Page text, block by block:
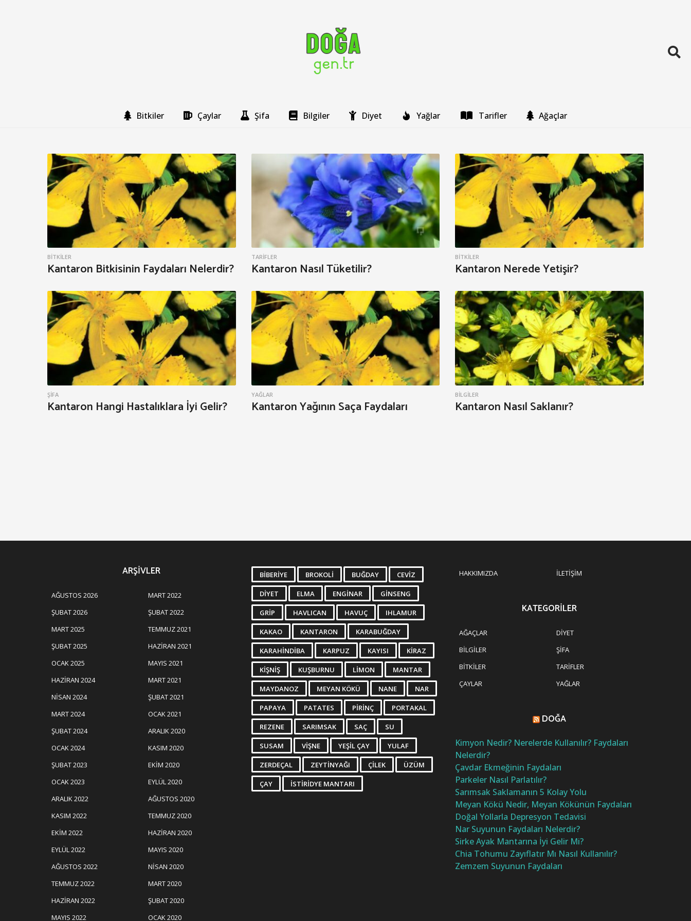
Bitkiler Çaylar Şifa Bilgiler Diyet Yağlar Tarifler Ağaçlar
K
a
n
t
a
r
o
n
BITKILER
Kantaron Bitkisinin Faydaları Nelerdir?
TARIFLER
Kantaron Nasıl Tüketilir?
BITKILER
Kantaron Nerede Yetişir?
ŞIFA
Kantaron Hangi Hastalıklara İyi Gelir?
YAĞLAR
Kantaron Yağının Saça Faydaları
BILGILER
Kantaron Nasıl Saklanır?
ARŞIVLER
AĞUSTOS 2026
ŞUBAT 2026
MART 2025
ŞUBAT 2025
OCAK 2025
HAZIRAN 2024
NISAN 2024
MART 2024
ŞUBAT 2024
OCAK 2024
ŞUBAT 2023
OCAK 2023
ARALIK 2022
KASIM 2022
EKIM 2022
EYLÜL 2022
AĞUSTOS 2022
TEMMUZ 2022
HAZIRAN 2022
MAYIS 2022
MART 2022
ŞUBAT 2022
TEMMUZ 2021
HAZIRAN 2021
MAYIS 2021
MART 2021
ŞUBAT 2021
OCAK 2021
ARALIK 2020
KASIM 2020
EKIM 2020
EYLÜL 2020
AĞUSTOS 2020
TEMMUZ 2020
HAZIRAN 2020
MAYIS 2020
NISAN 2020
MART 2020
ŞUBAT 2020
OCAK 2020
BIBERIYE BROKOLI BUĞDAY CEVIZ
DIYET ELMA ENGINAR GINSENG
GRIP HAVLICAN HAVUÇ IHLAMUR
KAKAO KANTARON KARABUĞDAY
KARAHINDIBA KARPUZ KAYISI KIRAZ
KIŞNIŞ KUŞBURNU LIMON MANTAR
MAYDANOZ MEYAN KÖKÜ NANE NAR
PAPAYA PATATES PIRINÇ PORTAKAL
REZENE SARIMSAK SAÇ SU
SUSAM VIŞNE YEŞIL ÇAY YULAF
ZERDEÇAL ZEYTINYAĞI ÇILEK ÜZÜM
ÇAY İSTIRIDYE MANTARI
HAKKIMIZDA İLETIŞIM
KATEGORILER
AĞAÇLAR
BILGILER
BITKILER
ÇAYLAR
DIYET
ŞIFA
TARIFLER
YAĞLAR
DOĞA
Kimyon Nedir? Nerelerde Kullanılır? Faydaları
Nelerdir?
Çavdar Ekmeğinin Faydaları
Parkeler Nasıl Parlatılır?
Sarımsak Saklamanın 5 Kolay Yolu
Meyan Kökü Nedir, Meyan Kökünün Faydaları
Doğal Yollarla Depresyon Tedavisi
Nar Suyunun Faydaları Nelerdir?
Sirke Ayak Mantarına İyi Gelir Mi?
Chia Tohumu Zayıflatır Mı Nasıl Kullanılır?
Zemzem Suyunun Faydaları